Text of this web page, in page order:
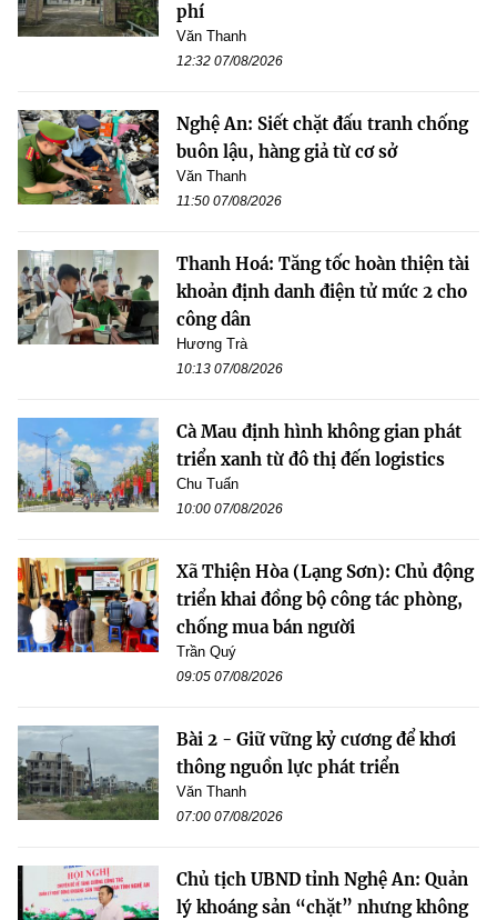
phí
Văn Thanh
12:32 07/08/2026
Nghệ An: Siết chặt đấu tranh chống
buôn lậu, hàng giả từ cơ sở
Văn Thanh
11:50 07/08/2026
Thanh Hoá: Tăng tốc hoàn thiện tài
khoản định danh điện tử mức 2 cho
công dân
Hương Trà
10:13 07/08/2026
Cà Mau định hình không gian phát
triển xanh từ đô thị đến logistics
Chu Tuấn
10:00 07/08/2026
Xã Thiện Hòa (Lạng Sơn): Chủ động
triển khai đồng bộ công tác phòng,
chống mua bán người
Trần Quý
09:05 07/08/2026
Bài 2 - Giữ vững kỷ cương để khơi
thông nguồn lực phát triển
Văn Thanh
07:00 07/08/2026
Chủ tịch UBND tỉnh Nghệ An: Quản
lý khoáng sản “chặt” nhưng không